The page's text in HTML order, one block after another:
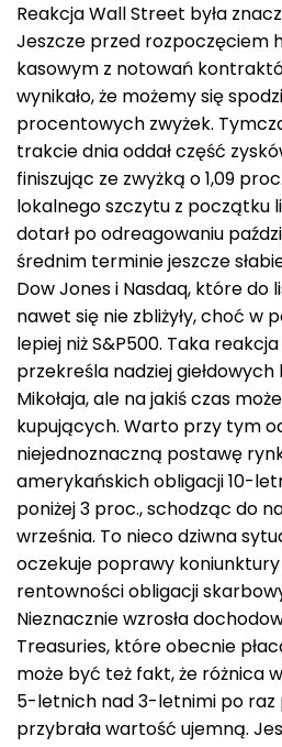
Reakcja Wall Street była
Jeszcze przed rozpoczęciem
kasowym z notowań
wynikało, że możemy się
procentowych zwyżek.
trakcie dnia oddał część
finiszując ze zwyżką o 1,09
lokalnego szczytu z początku
dotarł po odreagowaniu
średnim terminie jeszcze
Dow Jones i Nasdaq, które do
nawet się nie zbliżyły, choć w
lepiej niż S&P500. Taka
przekreśla nadziej
Mikołaja, ale na jakiś czas
kupujących. Warto przy tym
niejednoznaczną postawę
amerykańskich obligacji 10-
poniżej 3 proc., schodząc do
września. To nieco dziwna
oczekuje poprawy
rentowności obligacji
Nieznacznie wzrosła
Treasuries, które obecnie
może być też fakt, że różnica
5-letnich nad 3-letnimi po raz
przybrała wartość ujemną.